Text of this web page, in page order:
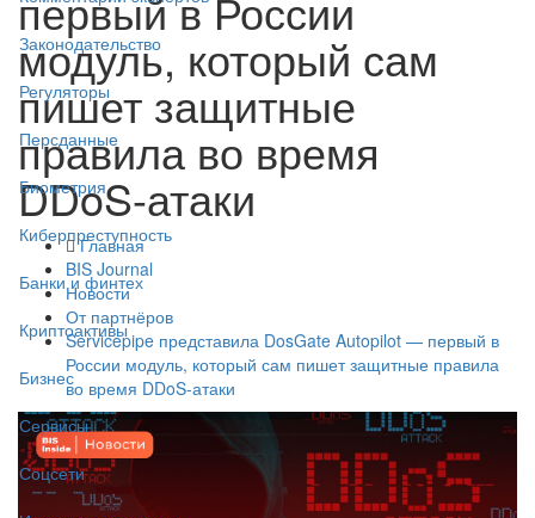
Законодательство
Регуляторы
Персданные
Биометрия
Киберпреступность
Банки и финтех
Криптоактивы
Бизнес
Сервисы
Соцсети
модуль, который сам
пишет защитные
правила во время
DDoS-атаки
Главная
BIS Journal
Новости
От партнёров
Servicepipe представила DosGate Autopilot — первый в
России модуль, который сам пишет защитные правила
во время DDoS-атаки